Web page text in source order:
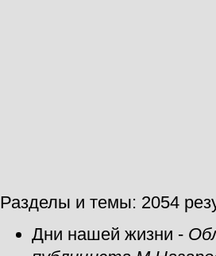
Разделы и темы: 2054
Дни нашей жизни -